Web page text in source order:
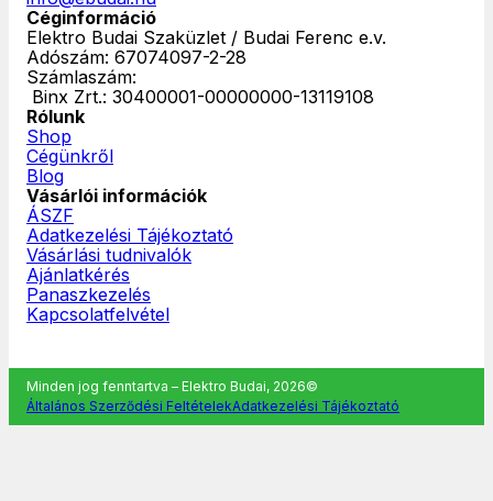
Céginformáció
Elektro Budai Szaküzlet / Budai Ferenc e.v.
Adószám: 67074097-2-28
Számlaszám:
‎ Binx Zrt.: 30400001-00000000-13119108
Rólunk
Shop
Cégünkről
Blog
Vásárlói információk
ÁSZF
Adatkezelési Tájékoztató
Vásárlási tudnivalók
Ajánlatkérés
Panaszkezelés
Kapcsolatfelvétel
Minden jog fenntartva – Elektro Budai, 2026©
Általános Szerződési FeltételekAdatkezelési Tájékoztató